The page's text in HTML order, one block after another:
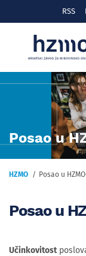
RSS
Posao u
HZMO Posao u
Posao u
Učinkovitost